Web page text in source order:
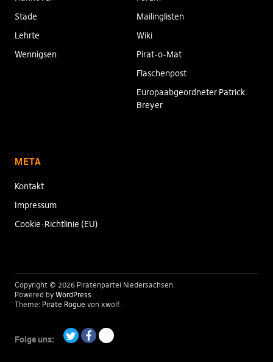
Stade
Lehrte
Wennigsen
Mailinglisten
Wiki
Pirat-o-Mat
Flaschenpost
Europaabgeordneter Patrick
Breyer
META
Kontakt
Impressum
Cookie-Richtlinie (EU)
Copyright © 2026 Piratenpartei Niedersachsen
Powered by WordPress
Theme: Pirate Rogue von xwolf
Folge uns: